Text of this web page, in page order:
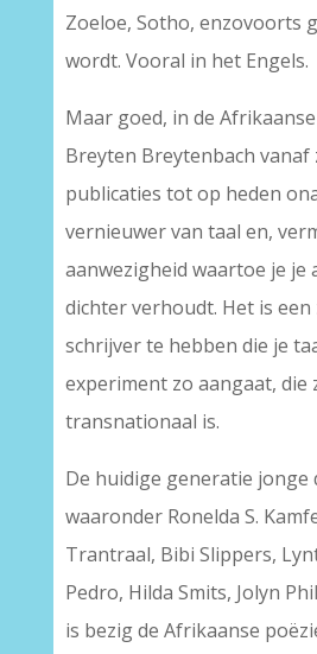
Zoeloe, Sotho, enzovoorts
wordt. Vooral in het Engels.
Maar goed, in de
Breyten Breytenbach vanaf
publicaties tot op heden
vernieuwer van taal en,
aanwezigheid waartoe je je
dichter verhoudt. Het is een
schrijver te hebben die je
experiment zo aangaat, die
transnationaal is.
De huidige generatie jonge
waaronder Ronelda S.
Trantraal, Bibi Slippers,
Pedro, Hilda Smits, Jolyn
is bezig de Afrikaanse